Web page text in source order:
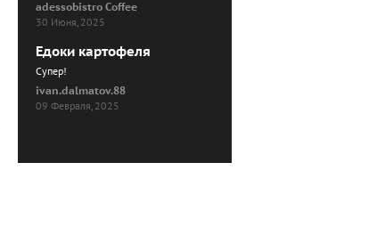
adessobistro Coffee
30 Июня, 2025
Едоки картофеля
Cупер!
ivan.dalmatov.88
09 Февраля, 2025